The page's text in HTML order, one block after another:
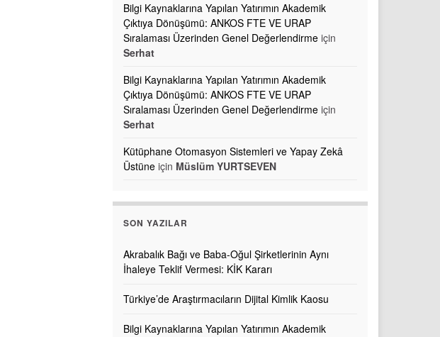
Bilgi Kaynaklarına Yapılan Yatırımın Akademik
Çıktıya Dönüşümü: ANKOS FTE VE URAP
Sıralaması Üzerinden Genel Değerlendirme için
Serhat
Bilgi Kaynaklarına Yapılan Yatırımın Akademik
Çıktıya Dönüşümü: ANKOS FTE VE URAP
Sıralaması Üzerinden Genel Değerlendirme için
Serhat
Kütüphane Otomasyon Sistemleri ve Yapay Zekâ
Üstüne için Müslüm YURTSEVEN
SON YAZILAR
Akrabalık Bağı ve Baba-Oğul Şirketlerinin Aynı
İhaleye Teklif Vermesi: KİK Kararı
Türkiye’de Araştırmacıların Dijital Kimlik Kaosu
Bilgi Kaynaklarına Yapılan Yatırımın Akademik